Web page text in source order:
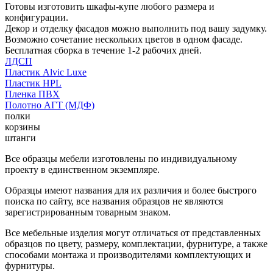
Готовы изготовить шкафы-купе любого размера и
конфигурации.
Декор и отделку фасадов можно выполнить под вашу задумку.
Возможно сочетание нескольких цветов в одном фасаде.
Бесплатная сборка в течение 1-2 рабочих дней.
ЛДСП
Пластик Alvic Luxe
Пластик HPL
Пленка ПВХ
Полотно АГТ (МДФ)
полки
корзины
штанги
Все образцы мебели изготовлены по индивидуальному
проекту в единственном экземпляре.
Образцы имеют названия для их различия и более быстрого
поиска по сайту, все названия образцов не являются
зарегистрированным товарным знаком.
Все мебельные изделия могут отличаться от представленных
образцов по цвету, размеру, комплектации, фурнитуре, а также
способами монтажа и производителями комплектующих и
фурнитуры.